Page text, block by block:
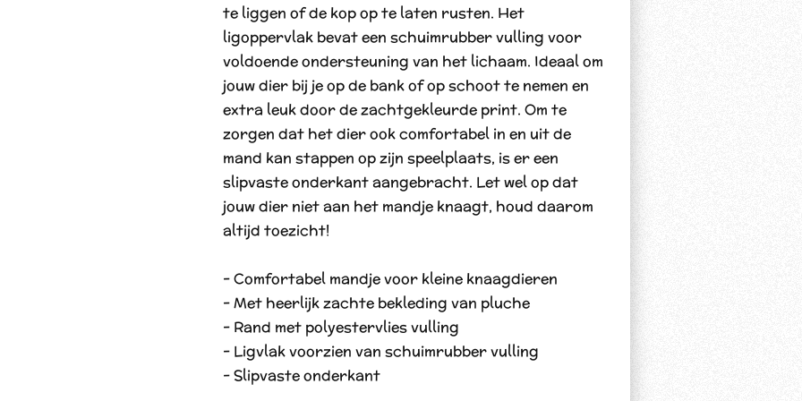
te liggen of de kop op te laten rusten. Het
ligoppervlak bevat een schuimrubber vulling voor
voldoende ondersteuning van het lichaam. Ideaal om
jouw dier bij je op de bank of op schoot te nemen en
extra leuk door de zachtgekleurde print. Om te
zorgen dat het dier ook comfortabel in en uit de
mand kan stappen op zijn speelplaats, is er een
slipvaste onderkant aangebracht. Let wel op dat
jouw dier niet aan het mandje knaagt, houd daarom
altijd toezicht!
- Comfortabel mandje voor kleine knaagdieren
- Met heerlijk zachte bekleding van pluche
- Rand met polyestervlies vulling
- Ligvlak voorzien van schuimrubber vulling
- Slipvaste onderkant